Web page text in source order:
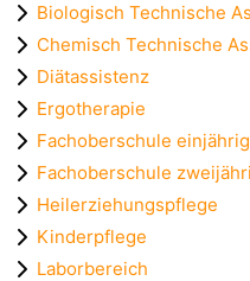
Biologisch Technische
Chemisch Technische
Diätassistenz
Ergotherapie
Fachoberschule einjährig
Fachoberschule
Heilerziehungspflege
Kinderpflege
Laborbereich